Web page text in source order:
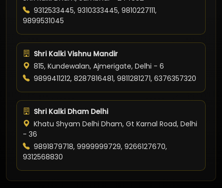
9312533445, 9310333445, 9810227111,
9899531045
Shri Kalki Vishnu Mandir
815, Kundewalan, Ajmerigate, Delhi - 6
9899411212, 8287816481, 9811281271, 6376357320
Shri Kalki Dham Delhi
Khatu Shyam Delhi Dham, Gt Karnal Road, Delhi
- 36
9891879718, 9999999729, 9266127670,
9312568830